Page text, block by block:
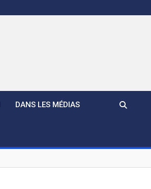
DANS LES MÉDIAS